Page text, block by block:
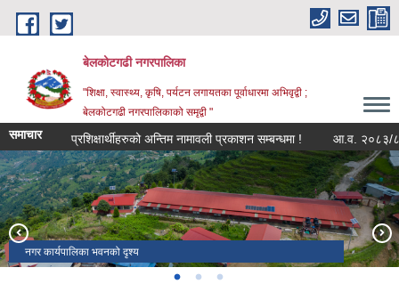
Skip to main content
बेलकोटगढी नगरपालिका
"शिक्षा, स्वास्थ्य, कृषि, पर्यटन लगायतका पूर्वाधारमा अभिवृद्वी ;
बेलकोटगढी नगरपालिकाको समृद्वी "
समाचारप्रशिक्षार्थीहरुको अन्तिम नामावली प्रकाशन सम्बन्धमा ! आ.व. २०८३/८४ को
नगर कार्यपालिका भवनको दृश्य
कोल्पुटार - दुईपीपल - दियाले - झ्याङली सडक अनुगमन गर्नुहुँदै नगर प्रमुख ज्यू !
अनुदानमा अकबरे खुर्सानीको विरुवा वितरण कार्यक्रमको निरन्तरता !